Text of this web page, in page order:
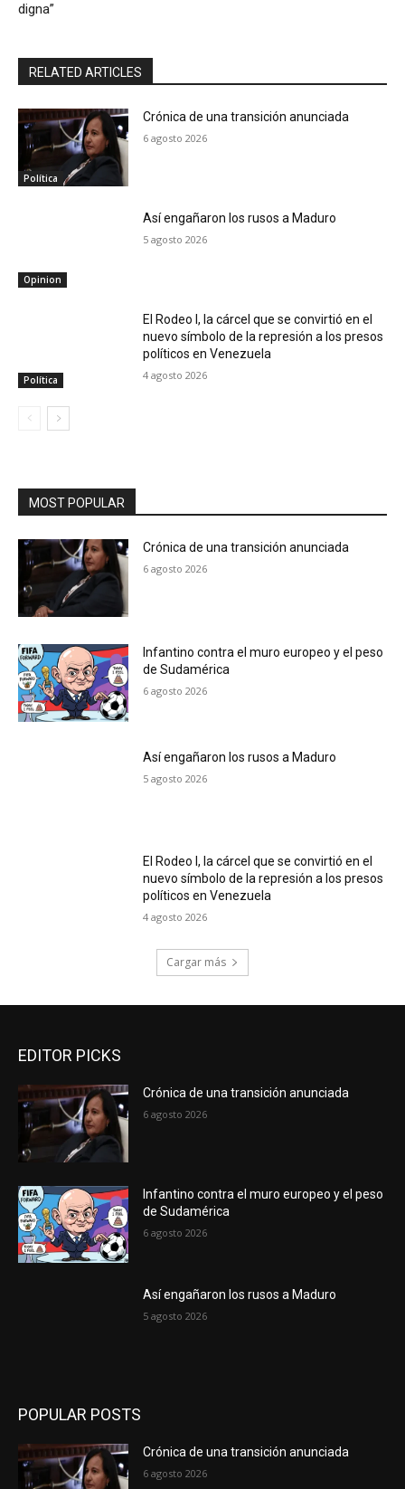
digna”
RELATED ARTICLES
Política
Crónica de una transición anunciada
6 agosto 2026
Opinion
Así engañaron los rusos a Maduro
5 agosto 2026
Política
El Rodeo I, la cárcel que se convirtió en el
nuevo símbolo de la represión a los presos
políticos en Venezuela
4 agosto 2026
MOST POPULAR
Crónica de una transición anunciada
6 agosto 2026
Infantino contra el muro europeo y el peso
de Sudamérica
6 agosto 2026
Así engañaron los rusos a Maduro
5 agosto 2026
El Rodeo I, la cárcel que se convirtió en el
nuevo símbolo de la represión a los presos
políticos en Venezuela
4 agosto 2026
Cargar más
EDITOR PICKS
Crónica de una transición anunciada
6 agosto 2026
Infantino contra el muro europeo y el peso
de Sudamérica
6 agosto 2026
Así engañaron los rusos a Maduro
5 agosto 2026
POPULAR POSTS
Crónica de una transición anunciada
6 agosto 2026